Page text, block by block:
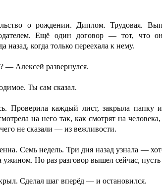
о рождении. Диплом. Трудовая.
Ещё один договор — тот, что
назад, когда только переехала к нему.
— Алексей развернулся.
Ты сам сказал.
Проверила каждый лист, закрыла папку
на него так, как смотрят на человека,
не сказали — из вежливости.
Семь недель. Три дня назад узнала —
ужином. Но раз разговор вышел сейчас, пусть
Сделал шаг вперёд — и остановился.